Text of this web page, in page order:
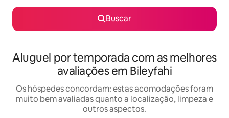
Buscar
Aluguel por temporada com as melhores
avaliações em Bileyfahi
Os hóspedes concordam: estas acomodações foram
muito bem avaliadas quanto a localização, limpeza e
outros aspectos.